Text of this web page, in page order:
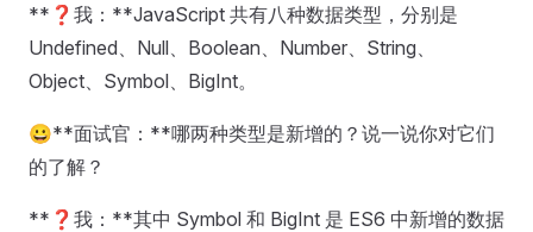
**❓我：**JavaScript 共有八种数据类型，分别是
Undefined、Null、Boolean、Number、String、
Object、Symbol、BigInt。
😀**面试官：**哪两种类型是新增的？说一说你对它们
的了解？
**❓我：**其中 Symbol 和 BigInt 是 ES6 中新增的数据